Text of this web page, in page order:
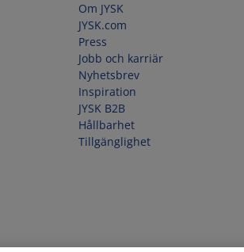
Om JYSK
JYSK.com
Press
Jobb och karriär
Nyhetsbrev
Inspiration
JYSK B2B
Hållbarhet
Tillgänglighet